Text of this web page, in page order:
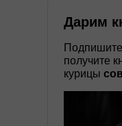
Дарим
получите
курицы